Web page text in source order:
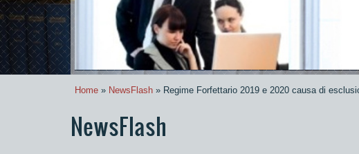
Home » NewsFlash » Regime Forfettario 2019 e 2020 causa di
NewsFlash